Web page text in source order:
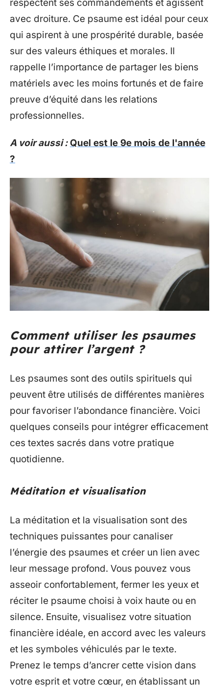
respectent ses commandements et agissent
avec droiture. Ce psaume est idéal pour ceux
qui aspirent à une prospérité durable, basée
sur des valeurs éthiques et morales. Il
rappelle l’importance de partager les biens
matériels avec les moins fortunés et de faire
preuve d’équité dans les relations
professionnelles.
A voir aussi : Quel est le 9e mois de l'année
?
Comment utiliser les psaumes
pour attirer l’argent ?
Les psaumes sont des outils spirituels qui
peuvent être utilisés de différentes manières
pour favoriser l’abondance financière. Voici
quelques conseils pour intégrer efficacement
ces textes sacrés dans votre pratique
quotidienne.
Méditation et visualisation
La méditation et la visualisation sont des
techniques puissantes pour canaliser
l’énergie des psaumes et créer un lien avec
leur message profond. Vous pouvez vous
asseoir confortablement, fermer les yeux et
réciter le psaume choisi à voix haute ou en
silence. Ensuite, visualisez votre situation
financière idéale, en accord avec les valeurs
et les symboles véhiculés par le texte.
Prenez le temps d’ancrer cette vision dans
votre esprit et votre cœur, en établissant un